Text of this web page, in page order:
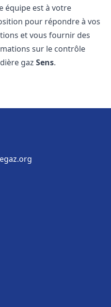
équipe est à votre
pour répondre à vos
et vous fournir des
sur le contrôle
gazSens.